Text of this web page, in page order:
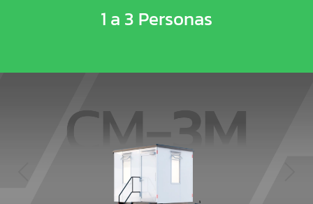
1 a 3 Personas